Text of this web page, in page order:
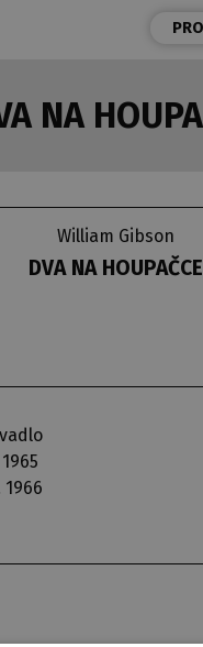
NA
William Gibson
DVA NA HOUPAČCE
1966